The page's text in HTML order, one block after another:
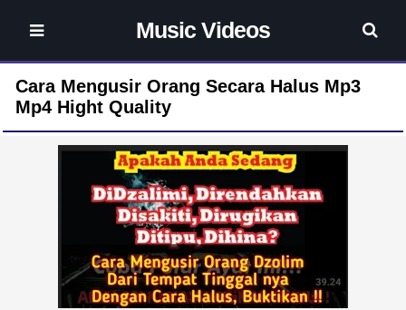
Music Videos
Cara Mengusir Orang Secara Halus Mp3
Mp4 Hight Quality